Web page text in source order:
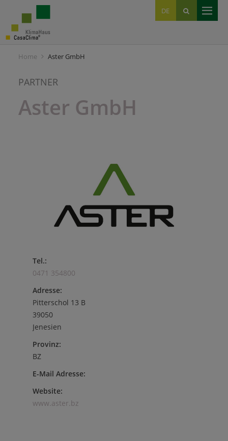
DE
IT
EN
Home Aster GmbH
PARTNER
Aster GmbH
Tel.:
0471 354800
Adresse:
Pitterschol 13 B
39050
Jenesien
Provinz:
BZ
E-Mail Adresse:
Website:
www.aster.bz